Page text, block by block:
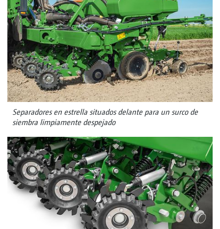
Separadores en estrella situados delante para un surco de
siembra limpiamente despejado